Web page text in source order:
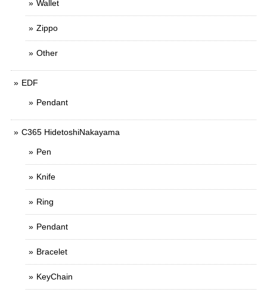
Wallet
Zippo
Other
EDF
Pendant
C365 HidetoshiNakayama
Pen
Knife
Ring
Pendant
Bracelet
KeyChain